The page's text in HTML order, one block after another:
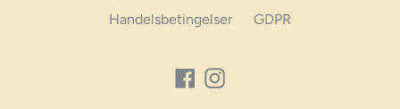
Handelsbetingelser
GDPR
FacebookInstagram